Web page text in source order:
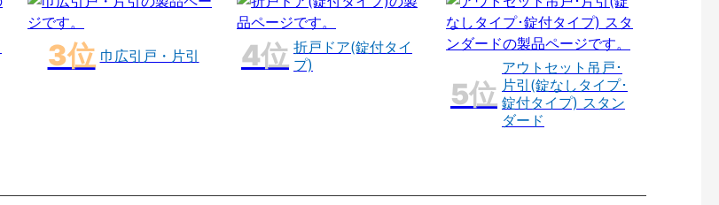
巾広引戸・片引
折戸ドア(錠付タイ
プ)
アウトセット吊戸･
片引(錠なしタイプ･
錠付タイプ) スタン
ダード